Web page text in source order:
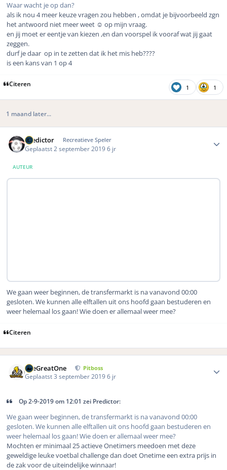
Waar wacht je op dan?
als ik nou 4 meer keuze vragen zou hebben , omdat je bijvoorbeeld zgn
het antwoord niet meer weet ☺️ op mijn vraag.
en jij moet er eentje van kiezen ,en dan voorspel ik vooraf wat jij gaat
zeggen.
durf je daar op in te zetten dat ik het mis heb????
is een kans van 1 op 4
Citeren 1 1
1 maand later...
Predictor Recreatieve Speler
Geplaatst 2 september 20196 jr
AUTEUR
We gaan weer beginnen, de transfermarkt is na vanavond 00:00
gesloten. We kunnen alle elftallen uit ons hoofd gaan bestuderen en
weer helemaal los gaan! Wie doen er allemaal weer mee?
Citeren
TheGreatOne Pitboss
Geplaatst 3 september 20196 jr
Op 2-9-2019 om 12:01 zei Predictor:
We gaan weer beginnen, de transfermarkt is na vanavond 00:00
gesloten. We kunnen alle elftallen uit ons hoofd gaan bestuderen en
weer helemaal los gaan! Wie doen er allemaal weer mee?
Mochten er minimaal 25 actieve Onetimers meedoen met deze
geweldige leuke voetbal challenge dan doet Onetime een extra prijs in
de zak voor de uiteindelijke winnaar!